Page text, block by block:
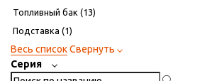
Топливный бак (13)
Подставка (1)
Весь списокСвернуть
Серия